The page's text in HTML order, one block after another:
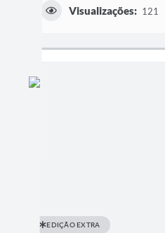
Visualizações: 121
EDIÇÃO EXTRA